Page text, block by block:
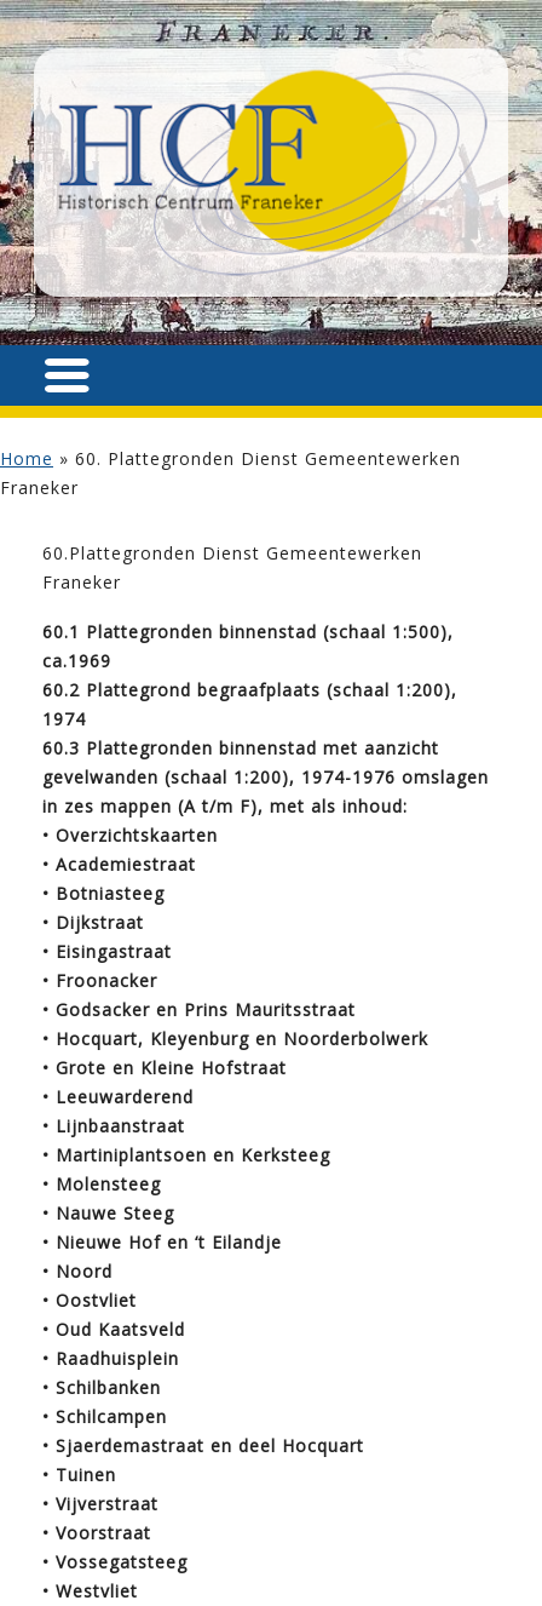
Home » 60. Plattegronden Dienst Gemeentewerken
Franeker
60.Plattegronden Dienst Gemeentewerken
Franeker
60.1 Plattegronden binnenstad (schaal 1:500),
ca.1969
60.2 Plattegrond begraafplaats (schaal 1:200),
1974
60.3 Plattegronden binnenstad met aanzicht
gevelwanden (schaal 1:200), 1974-1976 omslagen
in zes mappen (A t/m F), met als inhoud:
• Overzichtskaarten
• Academiestraat
• Botniasteeg
• Dijkstraat
• Eisingastraat
• Froonacker
• Godsacker en Prins Mauritsstraat
• Hocquart, Kleyenburg en Noorderbolwerk
• Grote en Kleine Hofstraat
• Leeuwarderend
• Lijnbaanstraat
• Martiniplantsoen en Kerksteeg
• Molensteeg
• Nauwe Steeg
• Nieuwe Hof en ‘t Eilandje
• Noord
• Oostvliet
• Oud Kaatsveld
• Raadhuisplein
• Schilbanken
• Schilcampen
• Sjaerdemastraat en deel Hocquart
• Tuinen
• Vijverstraat
• Voorstraat
• Vossegatsteeg
• Westvliet